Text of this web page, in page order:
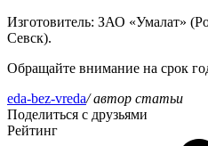
Изготовитель: ЗАО «Умалат»
Севск).
Обращайте внимание на срок
eda-bez-vreda/ автор статьи
Поделиться с друзьями
Рейтинг